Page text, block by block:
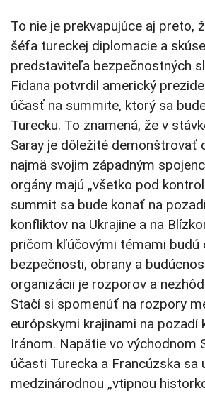
To nie je prekvapujúce aj preto,
šéfa tureckej diplomacie a
predstaviteľa bezpečnostných
Fidana potvrdil americký
účasť na summite, ktorý sa
Turecku. To znamená, že v
Saray je dôležité demonštrovať
najmä svojim západným
orgány majú „všetko pod
summit sa bude konať na
konfliktov na Ukrajine a na
pričom kľúčovými témami budú
bezpečnosti, obrany a
organizácii je rozporov a
Stačí si spomenúť na rozpory
európskymi krajinami na pozadí
Iránom. Napätie vo východnom
účasti Turecka a Francúzska sa
medzinárodnou „vtipnou